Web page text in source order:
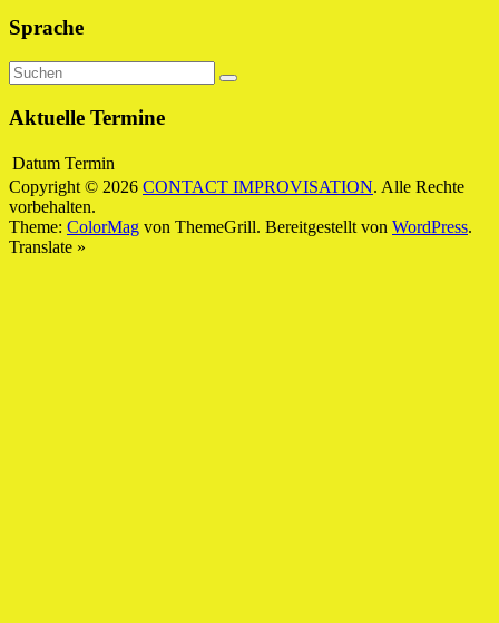
Sprache
Aktuelle Termine
Datum Termin
Copyright © 2026 CONTACT IMPROVISATION. Alle Rechte
vorbehalten.
Theme: ColorMag von ThemeGrill. Bereitgestellt von WordPress.
Translate »